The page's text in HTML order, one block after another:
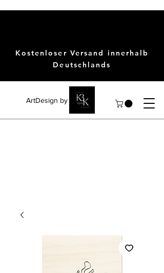
ArtDesign by KBK
Kostenloser Versand innerhalb
Deutschlands